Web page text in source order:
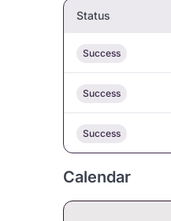
Status
Success
Success
Success
Calendar